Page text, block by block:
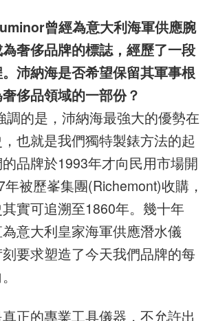
曾經為意大利海軍供應腕
奢侈品牌的標誌，經歷了一段
沛納海是否希望保留其軍事根
侈品領域的一部份？
調的是，沛納海最強大的優勢在
也就是我們獨特製錶方法的起
品牌於1993年才向民用市場開
被歷峯集團(Richemont)收購，
實可追溯至1860年。幾十年
意大利皇家海軍供應潛水儀
要求塑造了今天我們品牌的每
正的專業工具儀器，不允許出